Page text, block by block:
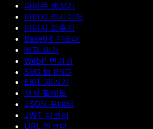
파비콘 생성기
이미지 리사이저
이미지 압축기
Base64 인코더
배경 제거
WebP 변환기
SVG to PNG
EXIF 제거기
색상 팔레트
JSON 포매터
JWT 디코더
URL 인코더